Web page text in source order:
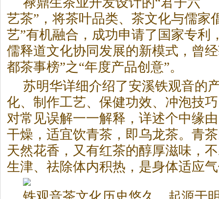
艺茶”，将茶叶品类、 茶文化与儒家
艺”有机融合，成功申请了国家专利
儒释道文化协同发展的新模式，曾
都茶事榜”之“年度产品创意”。
苏明华详细介绍了安溪铁观音的
化、制作工艺、保健功效、冲泡技
对常见误解一一解释，详述个中缘
干燥，适宜饮青茶 ，即乌龙茶。青茶
天然花香，又有红茶的醇厚滋味，
生津、祛除体内积热，是身体适应